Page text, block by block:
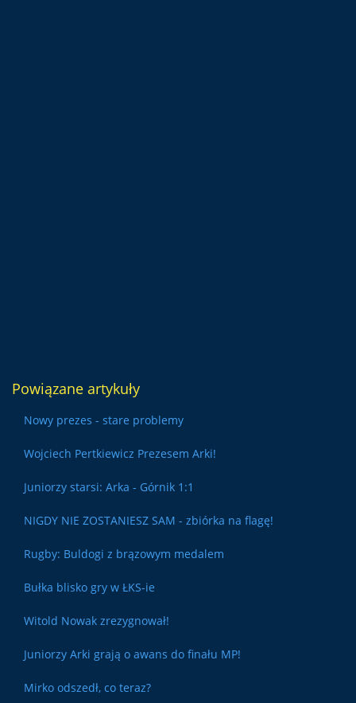
Powiązane artykuły
Nowy prezes - stare problemy
Wojciech Pertkiewicz Prezesem Arki!
Juniorzy starsi: Arka - Górnik 1:1
NIGDY NIE ZOSTANIESZ SAM - zbiórka na flagę!
Rugby: Buldogi z brązowym medalem
Bułka blisko gry w ŁKS-ie
Witold Nowak zrezygnował!
Juniorzy Arki grają o awans do finału MP!
Mirko odszedł, co teraz?